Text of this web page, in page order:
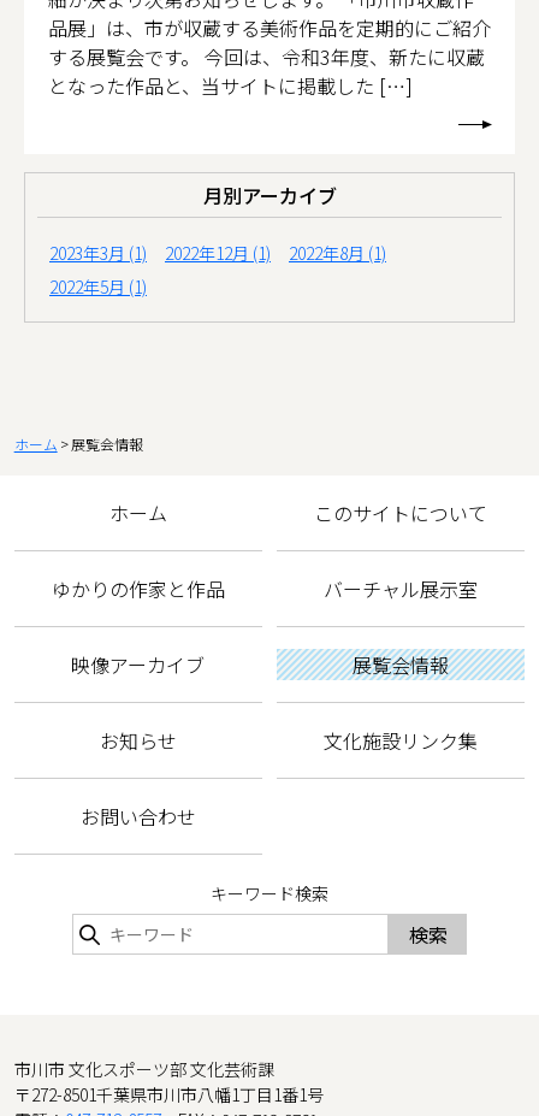
品展」は、市が収蔵する美術作品を定期的にご紹介
する展覧会です。 今回は、令和3年度、新たに収蔵
となった作品と、当サイトに掲載した […]
月別アーカイブ
2023年3月 (1) 2022年12月 (1)
2022年8月 (1)
2022年5月 (1)
ホーム 展覧会情報
ホーム このサイトについて
ゆかりの作家と作品 バーチャル展示室
映像アーカイブ 展覧会情報
お知らせ 文化施設リンク集
お問い合わせ
キーワード検索
検索
市川市 文化スポーツ部 文化芸術課
〒272-8501千葉県市川市八幡1丁目1番1号